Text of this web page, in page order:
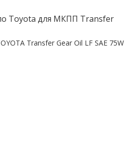
Toyota для МКПП Transfer
Transfer Gear Oil LF SAE 75W